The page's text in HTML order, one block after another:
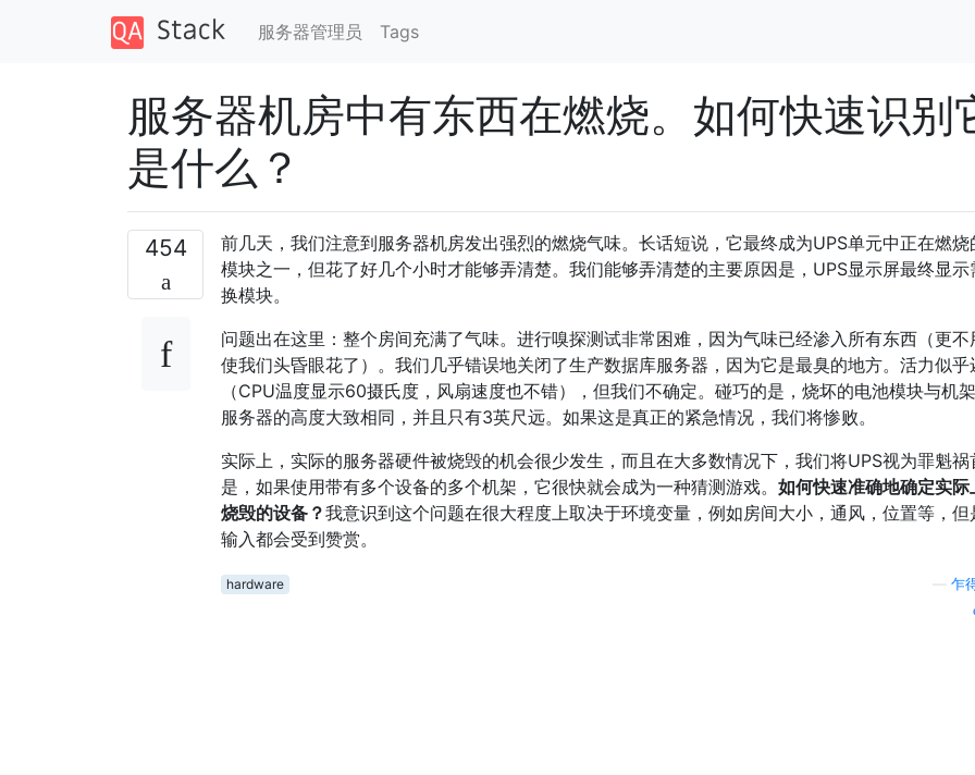
服务器管理员 Tags
服务器机房中有东西在燃烧。如何快速识别
是什么？
454
前几天，我们注意到服务器机房发出强烈的燃烧气味。长话短说，它最终成为UPS单元中正在燃烧
模块之一，但花了好几个小时才能够弄清楚。我们能够弄清楚的主要原因是，UPS显示屏最终显示
换模块。
问题出在这里：整个房间充满了气味。进行嗅探测试非常困难，因为气味已经渗入所有东西（更不
使我们头昏眼花了）。我们几乎错误地关闭了生产数据库服务器，因为它是最臭的地方。活力似乎
（CPU温度显示60摄氏度，风扇速度也不错），但我们不确定。碰巧的是，烧坏的电池模块与机
服务器的高度大致相同，并且只有3英尺远。如果这是真正的紧急情况，我们将惨败。
实际上，实际的服务器硬件被烧毁的机会很少发生，而且在大多数情况下，我们将UPS视为罪魁祸
是，如果使用带有多个设备的多个机架，它很快就会成为一种猜测游戏。 如何快速准确地确定实际
烧毁的设备？我意识到这个问题在很大程度上取决于环境变量，例如房间大小，通风，位置等，但
输入都会受到赞赏。
hardware
乍